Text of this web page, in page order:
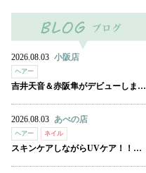
2026.08.03 小阪店
ヘアー
吉井天音＆赤阪隼がデビューしま…
2026.08.03 あべの店
ヘアー ネイル
スキンケアしながらUVケア！！…